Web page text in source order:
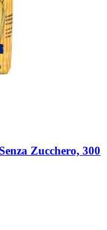
Zucchero, 300